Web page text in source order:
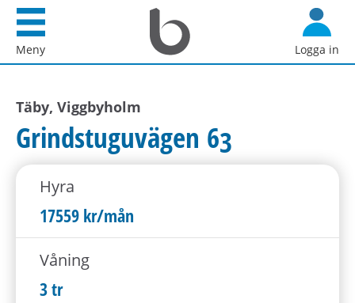
d
e
k
t
Meny
Startsida
Bostadsförmedlingen
i
Logga in
Täby, Viggbyholm
Grindstuguvägen 63
Hyra
17559 kr/mån
Våning
3 tr